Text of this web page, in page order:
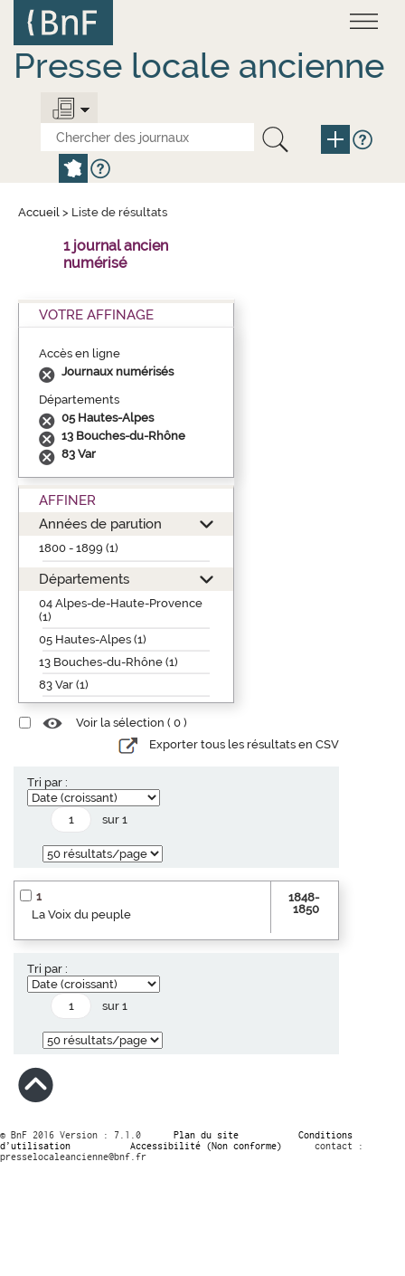
contenu
principal
Presse locale ancienne
Accueil > Liste de résultats
1 journal ancien
numérisé
VOTRE AFFINAGE
Accès en ligne
Journaux numérisés
Départements
05 Hautes-Alpes
13 Bouches-du-Rhône
83 Var
AFFINER
Années de parution
1800 - 1899 (1)
Départements
04 Alpes-de-Haute-Provence
(1)
05 Hautes-Alpes (1)
13 Bouches-du-Rhône (1)
83 Var (1)
Voir la sélection ( 0 )
Exporter tous les résultats en CSV
Tri par :
sur 1
1
La Voix du peuple
1848-
1850
Tri par :
sur 1
© BnF 2016 Version : 7.1.0 Plan du site
Conditions
d’utilisation
Accessibilité (Non conforme)
contact :
presselocaleancienne@bnf.fr
Panneau de gestion des cookies